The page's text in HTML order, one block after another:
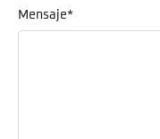
Mensaje*